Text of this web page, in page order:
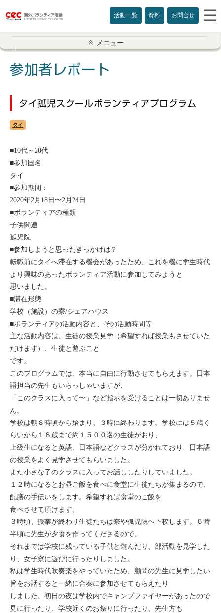
活動一覧 資料 お問合せ
参加者レポート一覧
アメリカ
カナダ
カンボジア
スリランカ
セブ
タイ
台湾
中国/海南島
ニュージーランド
バリ
マルタ島
モンゴル
ジョグジャ
ハンガリー
ギリシャ
メニュー
参加者レポート
タイ孤児スクールボランティアプログラム
タイ
■10代～20代
■参加国名
タイ
■参加期間：
2020年2月18日〜2月24日
■ボランティアの種類
子供関連
孤児院
■参加しようと思ったきっかけは？
転職前にタイへ滞在する機会があったため、これを機に学生時代
より興味のあったボランティア活動に参加してみようと
思いました。
■滞在形態
学校（施設）の寮/シェアハウス
■ボランティアの活動内容と、その活動時間等
主な活動内容は、生徒の授業見学（希望すれば授業もさせていた
だけます）、生徒と遊ぶこと
です。
このプログラムでは、本当に自由に行動させてもらえます。日本
語担当の先生もいらっしゃいますが、
「このクラスに入って〜」など指示を受けることは一切ありませ
ん。
学校は朝８時頃から始まり、３時に終わります。学校には５歳く
らいから１８歳まで約１５００名の生徒がおり、
上級生になると英語、日本語などクラスが分かれており、日本語
の授業をよく見学させてもらいました。
また小さな子のクラスに入ってお話ししたりしていました。
１２時になるとお昼ご飯を食べに食堂に生徒たちが集まるので、
配膳の手伝いをします。希望すれば食堂のご飯を
食べさせて頂けます。
３時頃、授業が終わり生徒たちは寮や孤児院へ下校します。６時
半頃に先生が夕食を作ってくださるので、
それまでは学校に残っている子供と遊んだり、部活動を見学した
り、女子寮に遊びに行ったりしました。
私は学生時代吹奏楽をやっていたため、顧問の先生に見学したい
旨をお話すると一緒に合奏に参加させてもらえたり
しました。初日の夜は学校内でキャンプファイヤーがあったので
見に行ったり、学校近くのお祭りに行ったり、先生方も